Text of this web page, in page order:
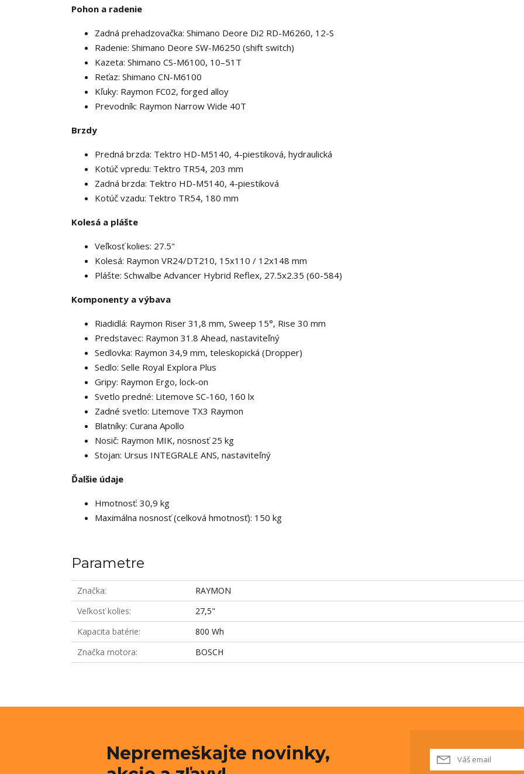
Pohon a radenie
Zadná prehadzovačka: Shimano Deore Di2 RD-M6260, 12-S
Radenie: Shimano Deore SW-M6250 (shift switch)
Kazeta: Shimano CS-M6100, 10–51T
Reťaz: Shimano CN-M6100
Kľuky: Raymon FC02, forged alloy
Prevodník: Raymon Narrow Wide 40T
Brzdy
Predná brzda: Tektro HD-M5140, 4-piestiková, hydraulická
Kotúč vpredu: Tektro TR54, 203 mm
Zadná brzda: Tektro HD-M5140, 4-piestiková
Kotúč vzadu: Tektro TR54, 180 mm
Kolesá a plášte
Veľkosť kolies: 27.5"
Kolesá: Raymon VR24/DT210, 15x110 / 12x148 mm
Plášte: Schwalbe Advancer Hybrid Reflex, 27.5x2.35 (60-584)
Komponenty a výbava
Riadidlá: Raymon Riser 31,8 mm, Sweep 15°, Rise 30 mm
Predstavec: Raymon 31.8 Ahead, nastaviteľný
Sedlovka: Raymon 34,9 mm, teleskopická (Dropper)
Sedlo: Selle Royal Explora Plus
Gripy: Raymon Ergo, lock-on
Svetlo predné: Litemove SC-160, 160 lx
Zadné svetlo: Litemove TX3 Raymon
Blatníky: Curana Apollo
Nosič: Raymon MIK, nosnosť 25 kg
Stojan: Ursus INTEGRALE ANS, nastaviteľný
Ďalšie údaje
Hmotnosť: 30,9 kg
Maximálna nosnosť (celková hmotnosť): 150 kg
Parametre
Značka
RAYMON
Veľkosť kolies
27,5"
Kapacita batérie
800 Wh
Značka motora
BOSCH
Nepremeškajte novinky,